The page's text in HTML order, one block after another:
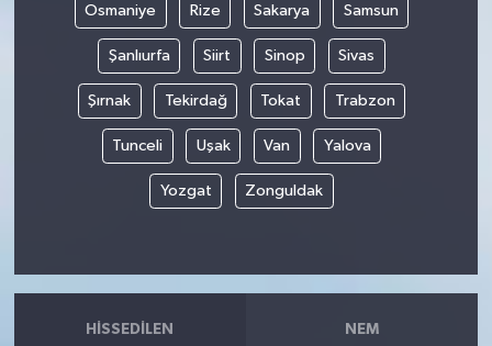
Osmaniye Rize Sakarya Samsun
Şanlıurfa Siirt Sinop Sivas
Şırnak Tekirdağ Tokat Trabzon
Tunceli Uşak Van Yalova
Yozgat Zonguldak
HISSEDILEN NEM